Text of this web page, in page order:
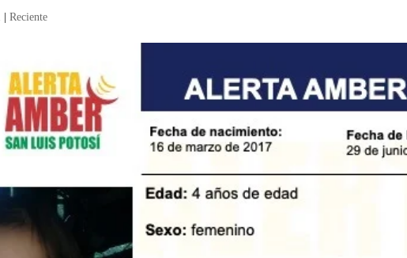
|Reciente